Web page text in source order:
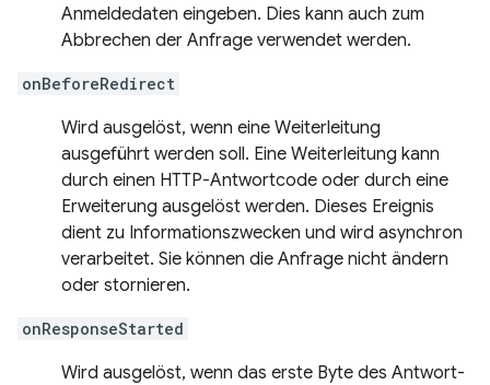
Anmeldedaten eingeben. Dies kann auch zum
Abbrechen der Anfrage verwendet werden.
onBeforeRedirect
Wird ausgelöst, wenn eine Weiterleitung
ausgeführt werden soll. Eine Weiterleitung kann
durch einen HTTP-Antwortcode oder durch eine
Erweiterung ausgelöst werden. Dieses Ereignis
dient zu Informationszwecken und wird asynchron
verarbeitet. Sie können die Anfrage nicht ändern
oder stornieren.
onResponseStarted
Wird ausgelöst, wenn das erste Byte des Antwort-